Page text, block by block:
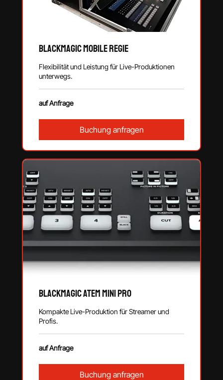
Blackmagic Mobile Regie
Flexibilität und Leistung für Live-Produktionen
unterwegs.
auf
Anfrage
auf Anfrage
Buchung anfragen
Blackmagic ATEM MINI Pro
Kompakte Live-Produktion für Streamer und
Profis.
auf
Anfrage
auf Anfrage
Buchung anfragen